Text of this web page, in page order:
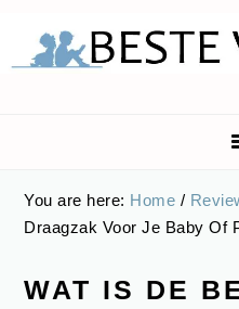
You are here: Home /
Draagzak Voor Je Baby Of
WAT IS DE